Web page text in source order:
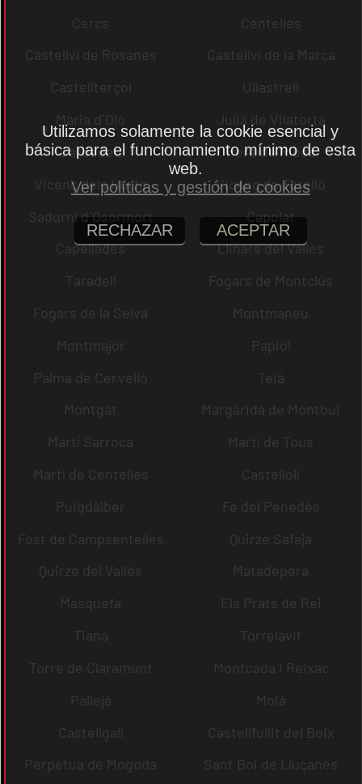
Cercs
Centelles
Castellví de Rosanes
Castellví de la Marca
Castellterçol
Ullastrell
Maria d´Oló
Julià de Vilatorta
Cardedeu
Pere de Ribes
Vicenç dels Horts
Vicenç de Torelló
Sadurní d´Osormort
Capolat
Capellades
Llinars del Vallès
Taradell
Fogars de Montclús
Fogars de la Selva
Montmaneu
Montmajor
Papiol
Palma de Cervelló
Teià
Montgat
Margarida de Montbui
Martí Sarroca
Martí de Tous
Martí de Centelles
Castellolí
Puigdàlber
Fe del Penedès
Fost de Campsentelles
Quirze Safaja
Quirze del Vallès
Matadepera
Masquefa
Els Prats de Rei
Tiana
Torrelavit
Torre de Claramunt
Montcada i Reixac
Pallejà
Moià
Castellgalí
Castellfullit del Boix
Perpètua de Mogoda
Sant Boi de Lluçanès
Utilizamos solamente la cookie esencial y
básica para el funcionamiento mínimo de esta
web.
Ver políticas y gestión de cookies
RECHAZAR ACEPTAR